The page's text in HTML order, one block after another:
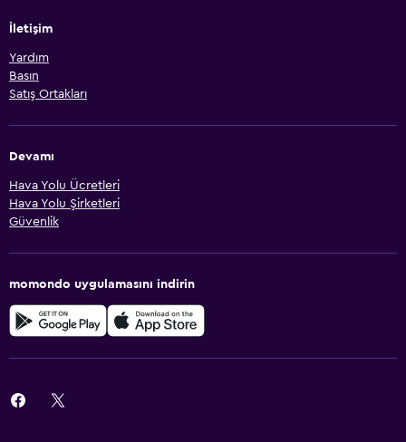
İletişim
Yardım
Basın
Satış Ortakları
Devamı
Hava Yolu Ücretleri
Hava Yolu Şirketleri
Güvenlik
momondo uygulamasını indirin